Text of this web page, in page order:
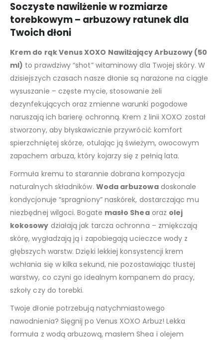
Soczyste nawilżenie w rozmiarze
torebkowym – arbuzowy ratunek dla
Twoich dłoni
Krem do rąk Venus XOXO Nawilżający Arbuzowy (50
ml) to prawdziwy “shot” witaminowy dla Twojej skóry. W
dzisiejszych czasach nasze dłonie są narażone na ciągłe
wysuszanie – częste mycie, stosowanie żeli
dezynfekujących oraz zmienne warunki pogodowe
naruszają ich barierę ochronną. Krem z linii XOXO został
stworzony, aby błyskawicznie przywrócić komfort
spierzchniętej skórze, otulając ją świeżym, owocowym
zapachem arbuza, który kojarzy się z pełnią lata.
Formuła kremu to starannie dobrana kompozycja
naturalnych składników. Woda arbuzowadoskonale
kondycjonuje “spragniony” naskórek, dostarczając mu
niezbędnej wilgoci. Bogate masło Sheaoraz olej
kokosowy działają jak tarcza ochronna – zmiękczają
skórę, wygładzają ją i zapobiegają ucieczce wody z
głębszych warstw. Dzięki lekkiej konsystencji krem
wchłania się w kilka sekund, nie pozostawiając tłustej
warstwy, co czyni go idealnym kompanem do pracy,
szkoły czy do torebki.
Twoje dłonie potrzebują natychmiastowego
nawodnienia? Sięgnij po Venus XOXO Arbuz! Lekka
formuła z wodą arbuzową, masłem Shea i olejem